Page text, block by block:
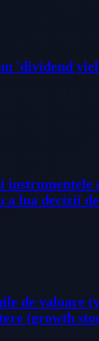
'dividend
instrumentele
a lua decizii
de valoare
(growth